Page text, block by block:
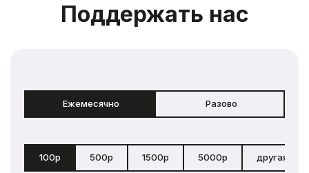
Поддержать нас
Ежемесячно Разово
100р 500р 1500р 5000р другая